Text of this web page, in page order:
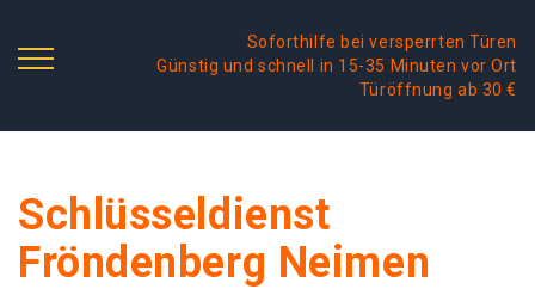
Soforthilfe bei versperrten Türen
Günstig und schnell in 15-35 Minuten vor Ort
Türöffnung ab 30 €
Schlüsseldienst
Fröndenberg Neimen